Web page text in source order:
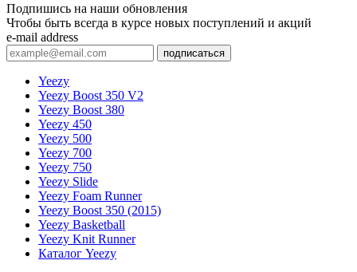
Подпишись на наши обновления
Чтобы быть всегда в курсе новых поступлений и акций
e-mail address
подписаться
Yeezy
Yeezy Boost 350 V2
Yeezy Boost 380
Yeezy 450
Yeezy 500
Yeezy 700
Yeezy 750
Yeezy Slide
Yeezy Foam Runner
Yeezy Boost 350 (2015)
Yeezy Basketball
Yeezy Knit Runner
Каталог Yeezy